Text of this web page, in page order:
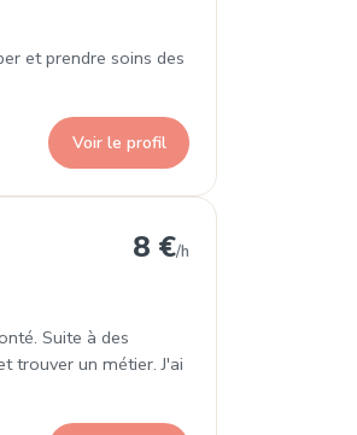
et prendre soins des
Voir le profil
8 €/h
Suite à des
trouver un métier. J'ai